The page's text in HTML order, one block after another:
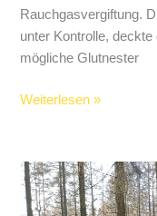
Rauchgasvergiftung.
unter Kontrolle,
mögliche Glutnester
Attendorner
Feuer
in
Küche
Weiterlesen »